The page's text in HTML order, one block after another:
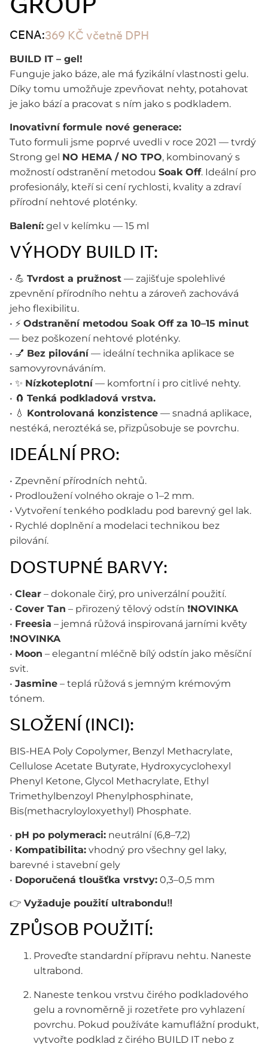
CENA:369 KČ včetně DPH
BUILD IT – gel!
Funguje jako báze, ale má fyzikální vlastnosti gelu.
Díky tomu umožňuje zpevňovat nehty, potahovat
je jako bází a pracovat s ním jako s podkladem.
Inovativní formule nové generace:
Tuto formuli jsme poprvé uvedli v roce 2021 — tvrdý
Strong gel NO HEMA / NO TPO, kombinovaný s
možností odstranění metodou Soak Off. Ideální pro
profesionály, kteří si cení rychlosti, kvality a zdraví
přírodní nehtové ploténky.
Balení: gel v kelímku — 15 ml
VÝHODY BUILD IT:
• 💪 Tvrdost a pružnost — zajišťuje spolehlivé
zpevnění přírodního nehtu a zároveň zachovává
jeho flexibilitu.
• ⚡ Odstranění metodou Soak Off za 10–15 minut
— bez poškození nehtové ploténky.
• 💅 Bez pilování— ideální technika aplikace se
samovyrovnáváním.
• ✨ Nízkoteplotní— komfortní i pro citlivé nehty.
• 🧲 Tenká podkladová vrstva.
• 💧 Kontrolovaná konzistence — snadná aplikace,
nestéká, neroztéká se, přizpůsobuje se povrchu.
IDEÁLNÍ PRO:
• Zpevnění přírodních nehtů.
• Prodloužení volného okraje o 1–2 mm.
• Vytvoření tenkého podkladu pod barevný gel lak.
• Rychlé doplnění a modelaci technikou bez
pilování.
DOSTUPNÉ BARVY:
• Clear – dokonale čirý, pro univerzální použití.
• Cover Tan – přirozený tělový odstín ❗️NOVINKA
• Freesia – jemná růžová inspirovaná jarními květy
❗️NOVINKA
• Moon – elegantní mléčně bílý odstín jako měsíční
svit.
• Jasmine – teplá růžová s jemným krémovým
tónem.
SLOŽENÍ (INCI):
BIS-HEA Poly Copolymer, Benzyl Methacrylate,
Cellulose Acetate Butyrate, Hydroxycyclohexyl
Phenyl Ketone, Glycol Methacrylate, Ethyl
Trimethylbenzoyl Phenylphosphinate,
Bis(methacryloyloxyethyl) Phosphate.
• pH po polymeraci: neutrální (6,8–7,2)
• Kompatibilita: vhodný pro všechny gel laky,
barevné i stavební gely
• Doporučená tloušťka vrstvy: 0,3–0,5 mm
👉 Vyžaduje použití ultrabondu‼️
ZPŮSOB POUŽITÍ:
Proveďte standardní přípravu nehtu. Naneste
ultrabond.
Naneste tenkou vrstvu čirého podkladového
gelu a rovnoměrně ji rozetřete pro vyhlazení
povrchu. Pokud používáte kamuflážní produkt,
vytvořte podklad z čirého BUILD IT nebo z